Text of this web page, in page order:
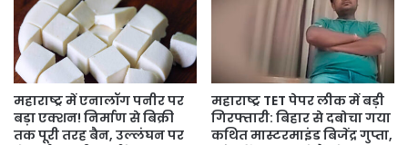
महाराष्ट्र में एनालॉग पनीर पर
बड़ा एक्शन! निर्माण से बिक्री
तक पूरी तरह बैन, उल्लंघन पर
महाराष्ट्र TET पेपर लीक में बड़ी
गिरफ्तारी: बिहार से दबोचा गया
कथित मास्टरमाइंड बिजेंद्र गुप्ता,